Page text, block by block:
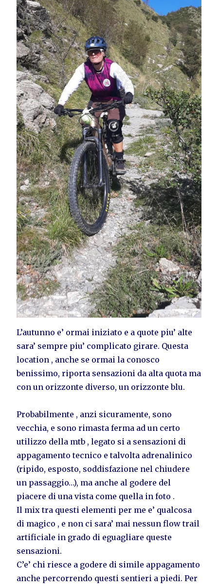
L’autunno e’ ormai iniziato e a quote piu’ alte
sara’ sempre piu’ complicato girare. Questa
location , anche se ormai la conosco
benissimo, riporta sensazioni da alta quota ma
con un orizzonte diverso, un orizzonte blu.
Probabilmente , anzi sicuramente, sono
vecchia, e sono rimasta ferma ad un certo
utilizzo della mtb , legato si a sensazioni di
appagamento tecnico e talvolta adrenalinico
(ripido, esposto, soddisfazione nel chiudere
un passaggio…), ma anche al godere del
piacere di una vista come quella in foto .
Il mix tra questi elementi per me e’ qualcosa
di magico , e non ci sara’ mai nessun flow trail
artificiale in grado di eguagliare queste
sensazioni.
C’e’ chi riesce a godere di simile appagamento
anche percorrendo questi sentieri a piedi. Per